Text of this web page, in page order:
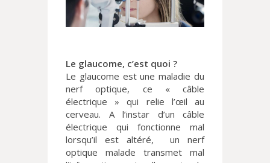
Le glaucome, c’est quoi ?
Le glaucome est une maladie du
nerf optique, ce « câble
électrique » qui relie l’œil au
cerveau. A l’instar d’un câble
électrique qui fonctionne mal
lorsqu’il est altéré,
un nerf
optique malade transmet mal